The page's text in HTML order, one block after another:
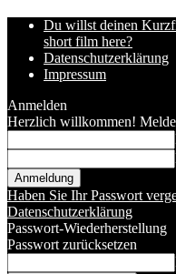
Du willst deinen
short film here?
Datenschutzerklärung
Impressum
Anmelden
Herzlich willkommen!
Haben Sie Ihr Passwort
Datenschutzerklärung
Passwort-Wiederherstellung
Passwort zurücksetzen